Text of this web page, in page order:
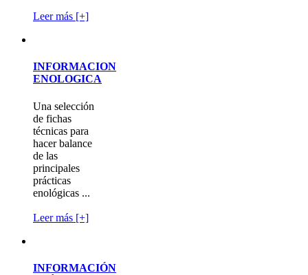
Leer más [+]
INFORMACION
ENOLOGICA
Una selección
de fichas
técnicas para
hacer balance
de las
principales
prácticas
enológicas ...
Leer más [+]
INFORMACIÓN